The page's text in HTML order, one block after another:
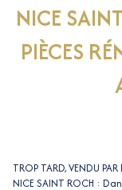
NICE
PIÈCES
TROP TARD, VENDU
NICE SAINT ROCH :